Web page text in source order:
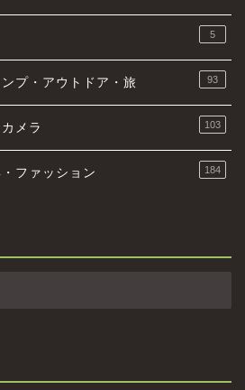
5
プ・アウトドア・旅 93
メラ 103
ファッション 184